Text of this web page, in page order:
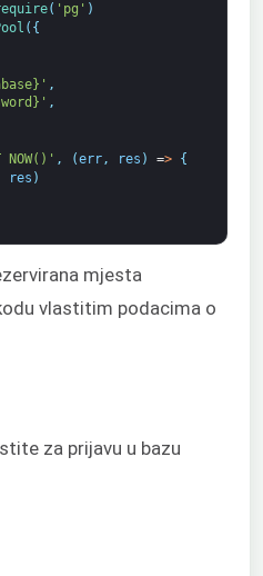
( 'pg' )
( {
,
,
NOW()' , (err, res ) =>
{
res )
mjesta
vlastitim podacima o
za prijavu u bazu